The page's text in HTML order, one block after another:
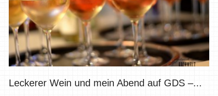
Leckerer Wein und mein Abend auf GDS –...